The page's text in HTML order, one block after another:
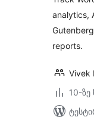
analytics,
reports.
Vivek
10-ზე